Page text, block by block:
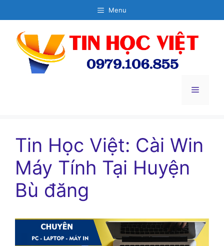
đến
dung
Menu
Menu
Tin Học Việt: Cài Win
Máy Tính Tại Huyện
Bù đăng